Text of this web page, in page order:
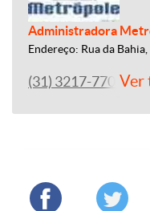
Administradora
Endereço: Rua da
(31) 3217-7700Ver